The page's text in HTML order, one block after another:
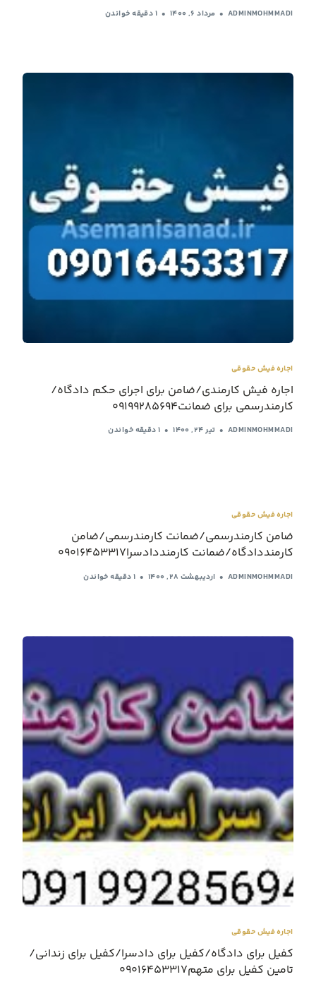
ADMINMOHMMADI مرداد ۶, ۱۴۰۰ 1 دقیقه خواندن
اجاره فیش حقوقی
اجاره فیش کارمندی/ضامن برای اجرای حکم دادگاه/
کارمندرسمی برای ضمانت09199285694
ADMINMOHMMADI تیر ۲۴, ۱۴۰۰ 1 دقیقه خواندن
اجاره فیش حقوقی
ضامن کارمندرسمی/ضمانت کارمندرسمی/ضامن
کارمنددادگاه/ضمانت کارمنددادسرا09016453317
ADMINMOHMMADI اردیبهشت ۲۸, ۱۴۰۰ 1 دقیقه خواندن
اجاره فیش حقوقی
کفیل برای دادگاه/کفیل برای دادسرا/کفیل برای زندانی/
تامین کفیل برای متهم09016453317